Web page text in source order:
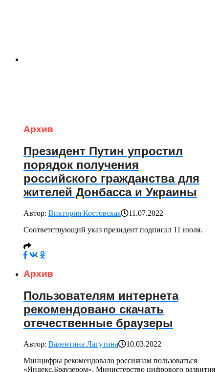
Архив
Президент Путин упростил
порядок получения
российского гражданства для
жителей Донбасса и Украины
Автор: Виктория Костовская
11.07.2022
Соответствующий указ президент подписал 11 июля.
Архив
Пользователям интернета
рекомендовано скачать
отечественные браузеры
Автор: Валентина Лагутина
10.03.2022
Минцифры рекомендовало россиянам пользоваться
«Яндекс.Браузером». Министерство цифрового развития